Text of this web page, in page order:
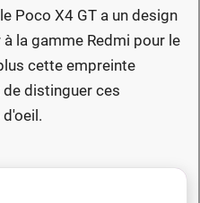
Poco X4 GT a un design
la gamme Redmi pour le
cette empreinte
distinguer ces